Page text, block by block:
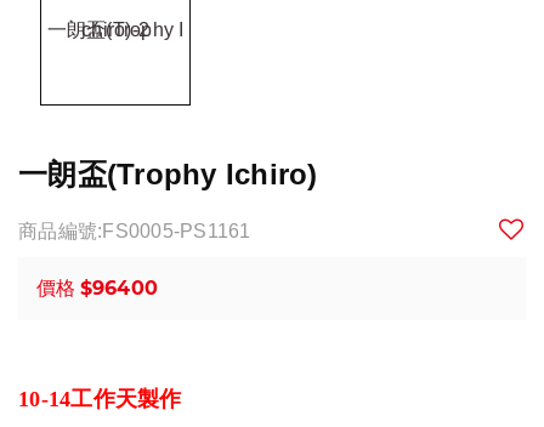
一朗盃(Trophy Ichiro)
商品編號:FS0005-PS1161
價格 $96400
10-14工作天製作